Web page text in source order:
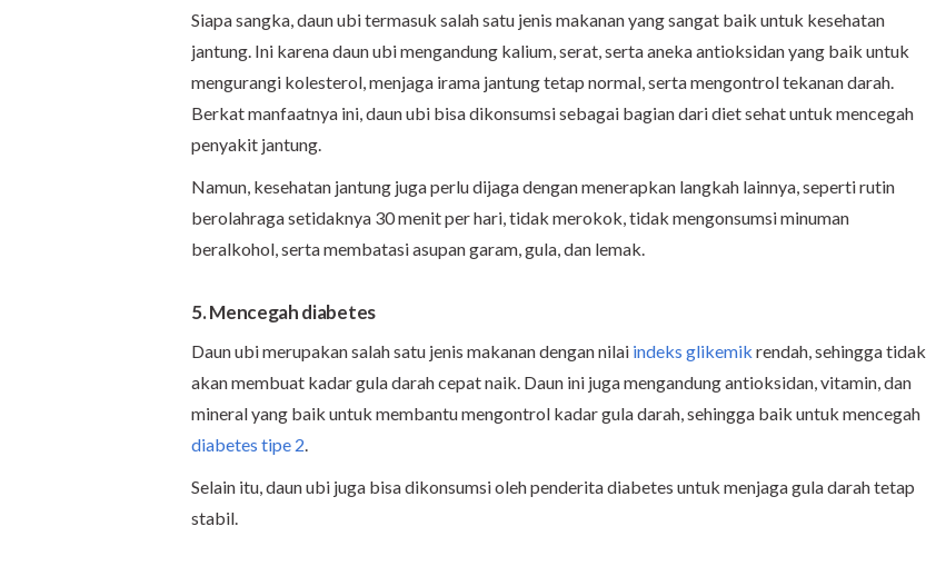
Siapa sangka, daun ubi termasuk salah satu jenis makanan yang sangat baik untuk kesehatan
jantung. Ini karena daun ubi mengandung kalium, serat, serta aneka antioksidan yang baik untuk
mengurangi kolesterol, menjaga irama jantung tetap normal, serta mengontrol tekanan darah.
Berkat manfaatnya ini, daun ubi bisa dikonsumsi sebagai bagian dari diet sehat untuk mencegah
penyakit jantung.
Namun, kesehatan jantung juga perlu dijaga dengan menerapkan langkah lainnya, seperti rutin
berolahraga setidaknya 30 menit per hari, tidak merokok, tidak mengonsumsi minuman
beralkohol, serta membatasi asupan garam, gula, dan lemak.
5. Mencegah diabetes
Daun ubi merupakan salah satu jenis makanan dengan nilai indeks glikemik rendah, sehingga tidak
akan membuat kadar gula darah cepat naik. Daun ini juga mengandung antioksidan, vitamin, dan
mineral yang baik untuk membantu mengontrol kadar gula darah, sehingga baik untuk mencegah
diabetes tipe 2.
Selain itu, daun ubi juga bisa dikonsumsi oleh penderita diabetes untuk menjaga gula darah tetap
stabil.